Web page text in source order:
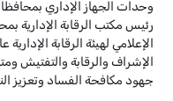
الإشراف والرقابة والتفتيش
جهود مكافحة الفساد وتعزيز